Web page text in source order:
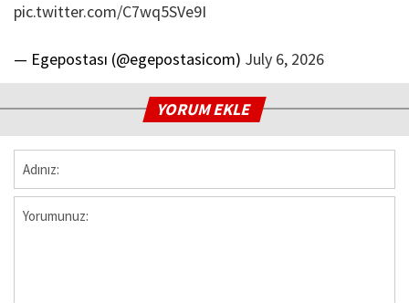
pic.twitter.com/C7wq5SVe9I
— Egepostası (@egepostasicom) July 6, 2026
YORUM EKLE